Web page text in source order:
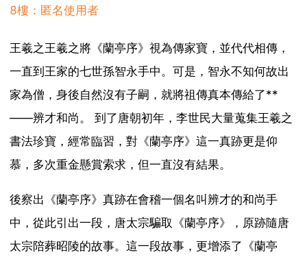
8樓：匿名使用者
王羲之王羲之將《蘭亭序》視為傳家寶，並代代相傳，
一直到王家的七世孫智永手中。可是，智永不知何故出
家為僧，身後自然沒有子嗣，就將祖傳真本傳給了**
——辨才和尚。 到了唐朝初年，李世民大量蒐集王羲之
書法珍寶，經常臨習，對《蘭亭序》這一真跡更是仰
慕，多次重金懸賞索求，但一直沒有結果。
後察出《蘭亭序》真跡在會稽一個名叫辨才的和尚手
中，從此引出一段，唐太宗騙取《蘭亭序》，原跡隨唐
太宗陪葬昭陵的故事。這一段故事，更增添了《蘭亭